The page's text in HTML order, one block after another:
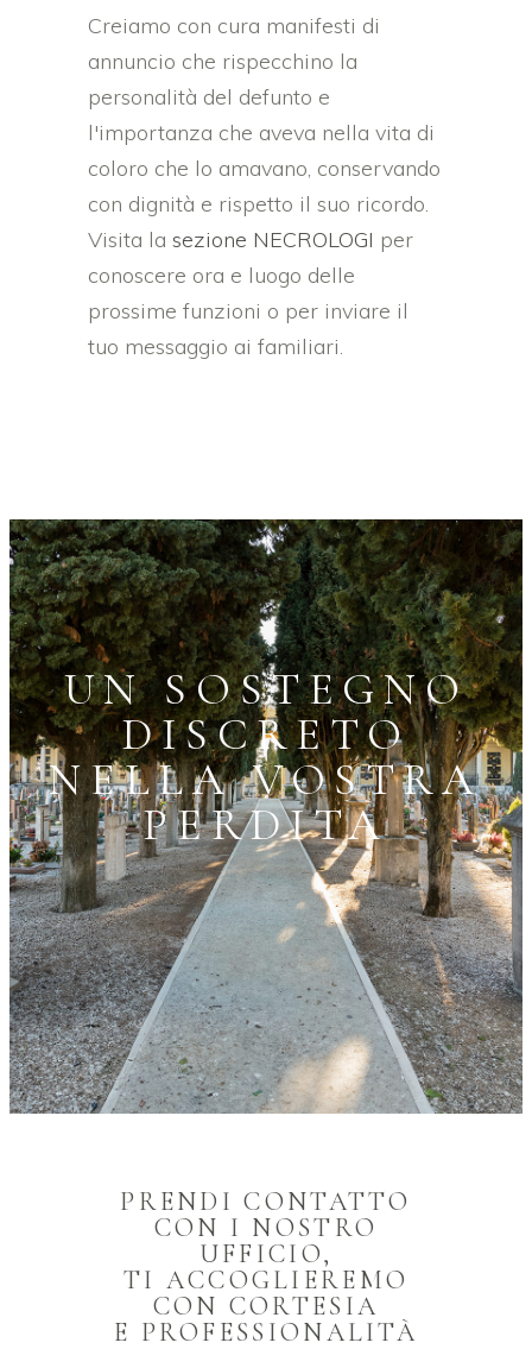
Creiamo con cura manifesti di
annuncio che rispecchino la
personalità del defunto e
l'importanza che aveva nella vita di
coloro che lo amavano, conservando
con dignità e rispetto il suo ricordo.
Visita la sezione NECROLOGI per
conoscere ora e luogo delle
prossime funzioni o per inviare il
tuo messaggio ai familiari.
UN SOSTEGNO
DISCRETO
NELLA VOSTRA
PERDITA
PRENDI CONTATTO
CON I NOSTRO
UFFICIO,
TI ACCOGLIEREMO
CON CORTESIA
E PROFESSIONALITÀ